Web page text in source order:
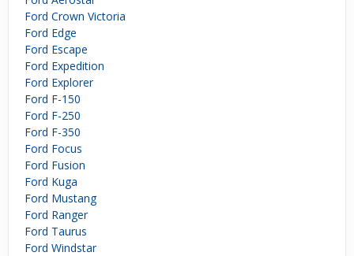
Ford Crown Victoria
Ford Edge
Ford Escape
Ford Expedition
Ford Explorer
Ford F-150
Ford F-250
Ford F-350
Ford Focus
Ford Fusion
Ford Kuga
Ford Mustang
Ford Ranger
Ford Taurus
Ford Windstar